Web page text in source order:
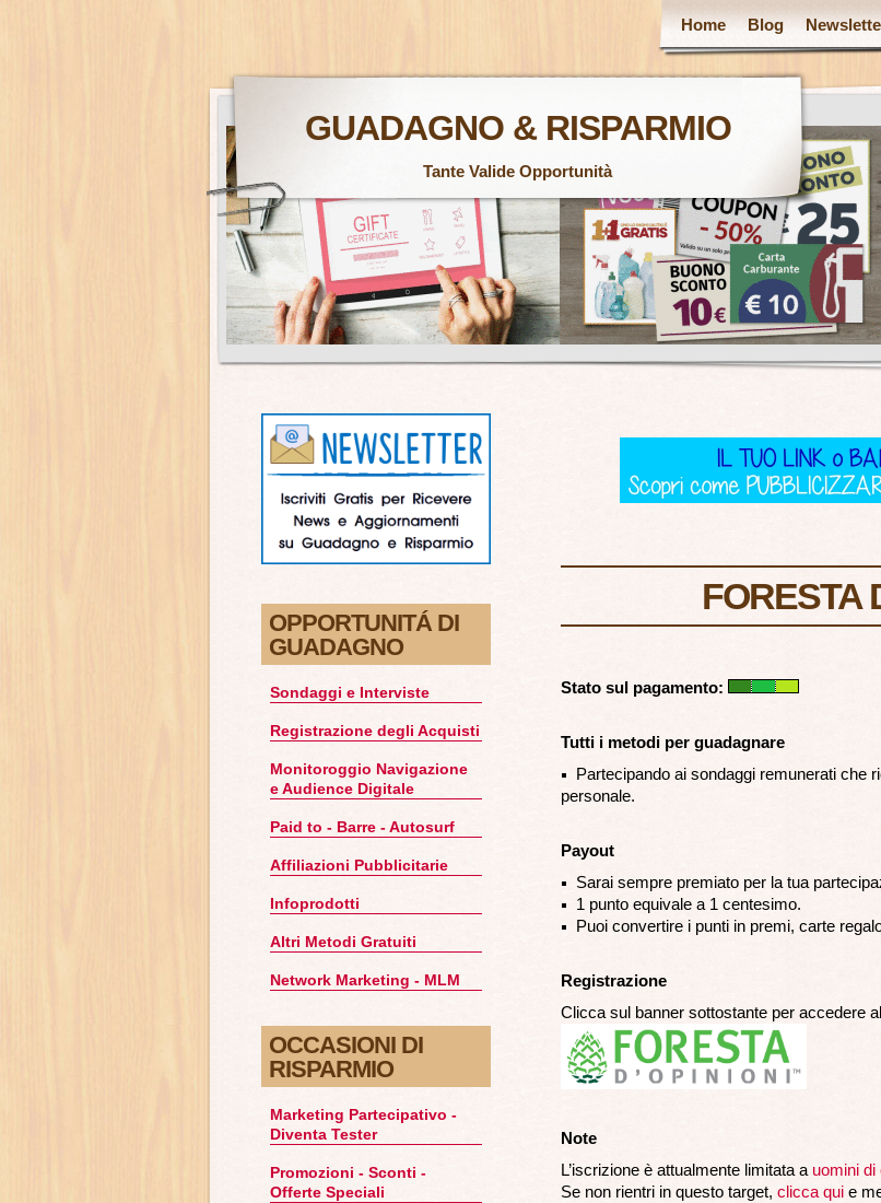
Home Blog
GUADAGNO & RISPARMIO
Tante Valide Opportunità
OPPORTUNITÁ DI
GUADAGNO
Sondaggi e Interviste
Registrazione degli Acquisti
Monitoroggio Navigazione
e Audience Digitale
Paid to - Barre - Autosurf
Affiliazioni Pubblicitarie
Infoprodotti
Altri Metodi Gratuiti
Network Marketing - MLM
OCCASIONI DI
RISPARMIO
Marketing Partecipativo -
Diventa Tester
Promozioni - Sconti -
Offerte Speciali
FORESTA
Stato sul pagamento:
Tutti i metodi per guadagnare
Partecipando ai sondaggi remunerati che
personale.
Payout
Sarai sempre premiato per la tua
1 punto equivale a 1 centesimo.
Puoi convertire i punti in premi, carte
Registrazione
Clicca sul banner sottostante per accedere
Note
L’iscrizione è attualmente limitata a uomini di
Se non rientri in questo target, clicca quie